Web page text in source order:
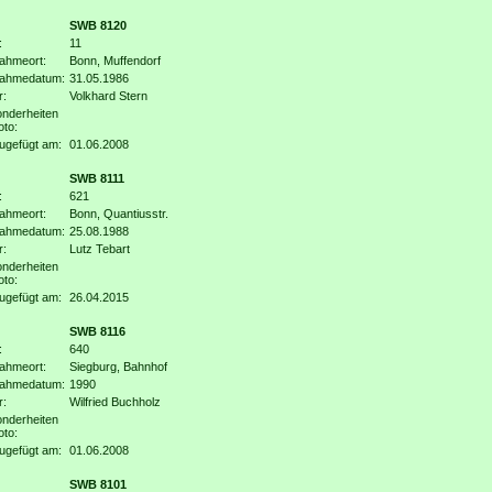
SWB 8120
11
Bonn, Muffendorf
31.05.1986
Volkhard Stern
am:
01.06.2008
SWB 8111
621
Bonn, Quantiusstr.
25.08.1988
Lutz Tebart
am:
26.04.2015
SWB 8116
640
Siegburg, Bahnhof
1990
Wilfried Buchholz
am:
01.06.2008
SWB 8101